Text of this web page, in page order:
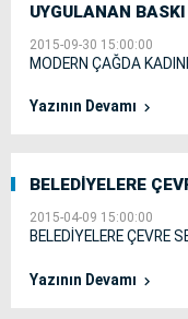
UYGULANAN BASKI
2015-09-30 15:00:00
MODERN ÇAĞDA
Yazının Devamı
BELEDİYELERE
2015-04-09 15:00:00
BELEDİYELERE ÇEVRE
Yazının Devamı